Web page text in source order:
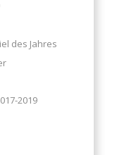
des Jahres
2019